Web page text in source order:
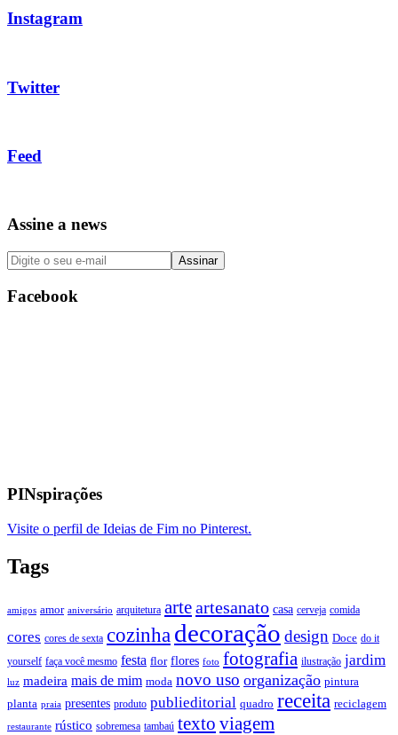
Instagram
Twitter
Feed
Assine a news
Facebook
PINspirações
Visite o perfil de Ideias de Fim no Pinterest.
Tags
amigos amor aniversário arquitetura arteartesanato casa cerveja comida
cores cores de sexta cozinha decoração design Doce do it
yourself faça você mesmo festa flor flores foto fotografia ilustração jardim
luz madeira mais de mim moda novo uso organização pintura
planta praia presentes produto publieditorial quadro receita reciclagem
restaurante rústico sobremesa tambaú texto viagem